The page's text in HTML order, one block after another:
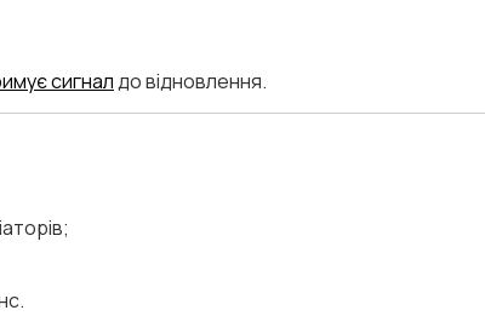
сигналдо відновлення.